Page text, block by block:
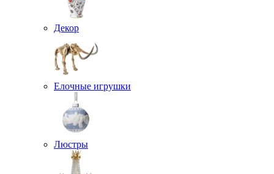
Декор
Елочные игрушки
Люстры